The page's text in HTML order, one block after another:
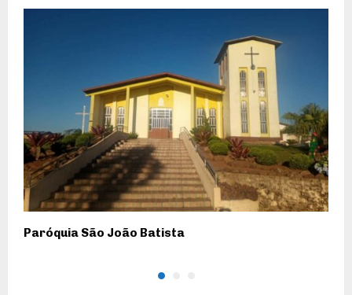
Paróquia São João Batista